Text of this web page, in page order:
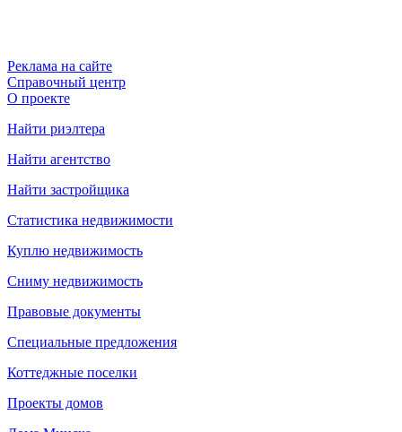
Реклама на сайте
Справочный центр
О проекте
Найти риэлтера
Найти агентство
Найти застройщика
Статистика недвижимости
Куплю недвижимость
Сниму недвижимость
Правовые документы
Специальные предложения
Коттеджные поселки
Проекты домов